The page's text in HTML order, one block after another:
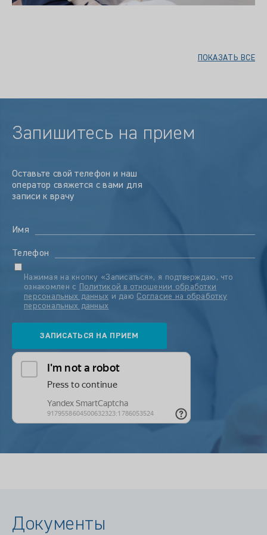
ПОКАЗАТЬ ВСЕ
Запишитесь на прием
Оставьте свой телефон и наш
оператор свяжется с вами для
записи к врачу
Имя
Телефон
Нажимая на кнопку «Записаться», я подтверждаю, что
ознакомлен с
Политикой в отношении обработки
персональных данных и даю Согласие на обработку
персональных данных
Документы